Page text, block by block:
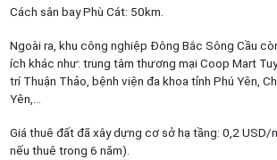
Cách sân bay Phù Cát: 50km.
Ngoài ra, khu công nghiệp Đông Bắc Sông Cầu
ích khác như: trung tâm thương mại Coop Mart
trí Thuận Thảo, bệnh viện đa khoa tỉnh Phú Yên,
Yên,…
Giá thuê đất đã xây dựng cơ sở hạ tầng: 0,2 USD/
nếu thuê trong 6 năm).